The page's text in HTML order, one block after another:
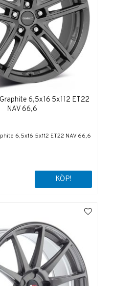
6,5x16 5x112 ET22
NAV 66,6
6,5x16 5x112 ET22 NAV 66,6
KÖP!